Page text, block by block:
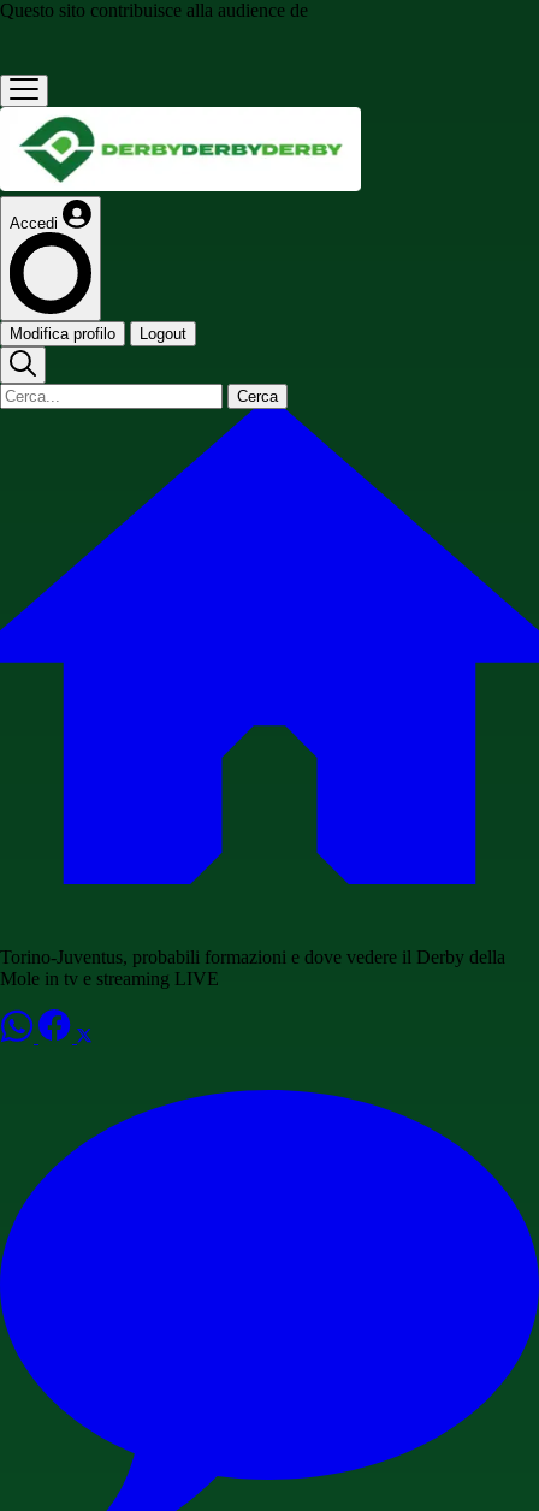
Questo sito contribuisce alla audience de
Accedi
Modifica profilo Logout
Cerca
Torino-Juventus, probabili formazioni e dove vedere il Derby della
Mole in tv e streaming LIVE